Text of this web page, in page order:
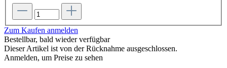
Zum Kaufen anmelden
Bestellbar, bald wieder verfügbar
Dieser Artikel ist von der Rücknahme ausgeschlossen.
Anmelden, um Preise zu sehen